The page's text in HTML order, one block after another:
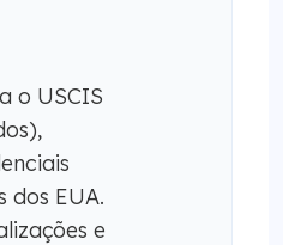
o USCIS
dos EUA.
e